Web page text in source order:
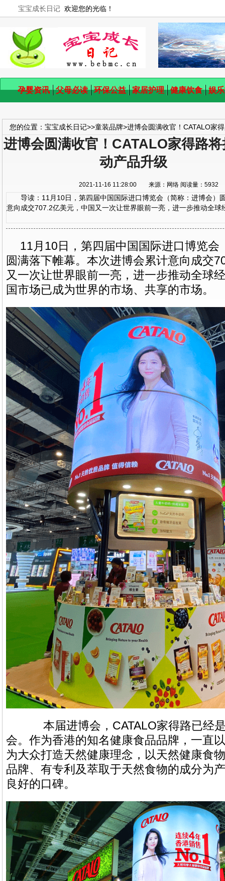
宝宝成长日记 欢迎您的光临！
孕婴资讯 父母必读 环保公益 家居护理 健康饮食 娱
您的位置： 宝宝成长日记>>童装品牌>进博会圆满收官！CATALO家
进博会圆满收官！CATALO家得路
动产品升级
2021-11-16 11:28:00 来源：网络 阅读量：
导读：11月10日，第四届中国国际进口博览会（简称：进博会）
意向成交707.2亿美元，中国又一次让世界眼前一亮，进一步推动全球
11月10日，第四届中国国际进口博览会
圆满落下帷幕。本次进博会累计意向成交
又一次让世界眼前一亮，进一步推动全球
国市场已成为世界的市场、共享的市场。
本届进博会，CATALO家得路已经
会。作为香港的知名健康食品品牌，一直
为大众打造天然健康理念，以天然健康食
品牌、有专利及萃取于天然食物的成分为
良好的口碑。